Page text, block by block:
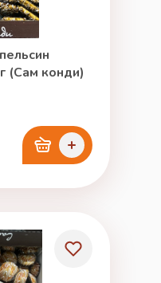
(Сам конди)